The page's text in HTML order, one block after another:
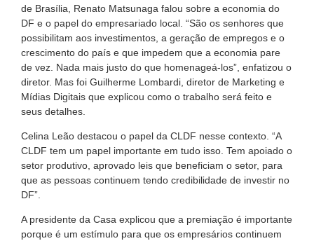
de Brasília, Renato Matsunaga falou sobre a economia do
DF e o papel do empresariado local. “São os senhores que
possibilitam aos investimentos, a geração de empregos e o
crescimento do país e que impedem que a economia pare
de vez. Nada mais justo do que homenageá-los”, enfatizou o
diretor. Mas foi Guilherme Lombardi, diretor de Marketing e
Mídias Digitais que explicou como o trabalho será feito e
seus detalhes.
Celina Leão destacou o papel da CLDF nesse contexto. “A
CLDF tem um papel importante em tudo isso. Tem apoiado o
setor produtivo, aprovado leis que beneficiam o setor, para
que as pessoas continuem tendo credibilidade de investir no
DF”.
A presidente da Casa explicou que a premiação é importante
porque é um estímulo para que os empresários continuem